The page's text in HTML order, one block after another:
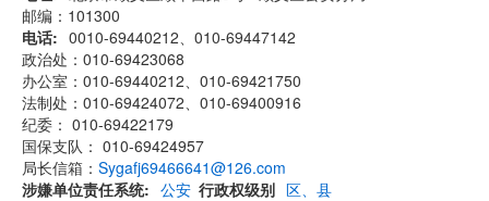
邮编：101300
电话
0010-69440212、010-69447142
政治处：010-69423068
办公室：010-69440212、010-69421750
法制处：010-69424072、010-69400916
纪委： 010-69422179
国保支队： 010-69424957
局长信箱： Sygafj69466641@126.com
涉嫌单位责任系统
公安 行政权级别 区、县